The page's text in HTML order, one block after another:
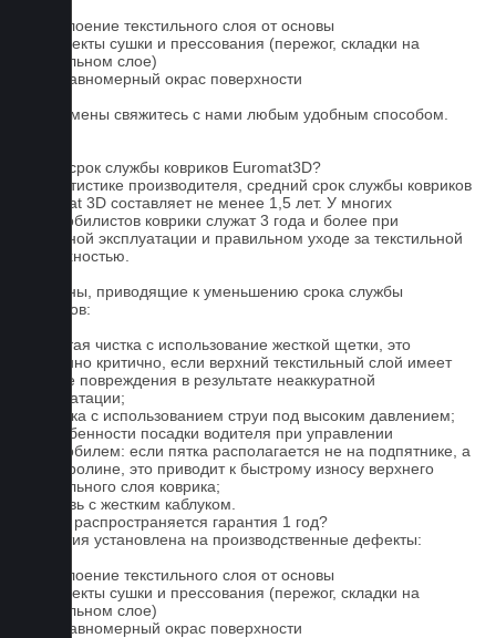
1. Отслоение текстильного слоя от основы
2. Дефекты сушки и прессования (пережог, складки на
текстильном слое)
3. Неравномерный окрас поверхности
Для замены свяжитесь с нами любым удобным способом.
Какой срок службы ковриков Euromat3D?
По статистике производителя, средний срок службы ковриков
Euromat 3D составляет не менее 1,5 лет. У многих
автомобилистов коврики служат 3 года и более при
бережной эксплуатации и правильном уходе за текстильной
поверхностью.
Причины, приводящие к уменьшению срока службы
ковриков:
1. Частая чистка с использование жесткой щетки, это
особенно критично, если верхний текстильный слой имеет
мелкие повреждения в результате неаккуратной
эксплуатации;
2. Мойка с использованием струи под высоким давлением;
3. Особенности посадки водителя при управлении
автомобилем: если пятка располагается не на подпятнике, а
на ковролине, это приводит к быстрому износу верхнего
текстильного слоя коврика;
4. Обувь с жестким каблуком.
На что распространяется гарантия 1 год?
Гарантия установлена на производственные дефекты:
1. Отслоение текстильного слоя от основы
2. Дефекты сушки и прессования (пережог, складки на
текстильном слое)
3. Неравномерный окрас поверхности